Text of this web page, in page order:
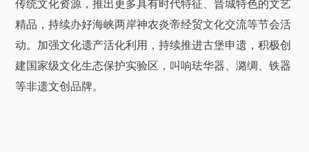
传统文化资源，推出更多具有时代特征、晋城特色的文艺
精品，持续办好海峡两岸神农炎帝经贸文化交流等节会活
动。加强文化遗产活化利用，持续推进古堡申遗，积极创
建国家级文化生态保护实验区，叫响珐华器、潞绸、铁器
等非遗文创品牌。